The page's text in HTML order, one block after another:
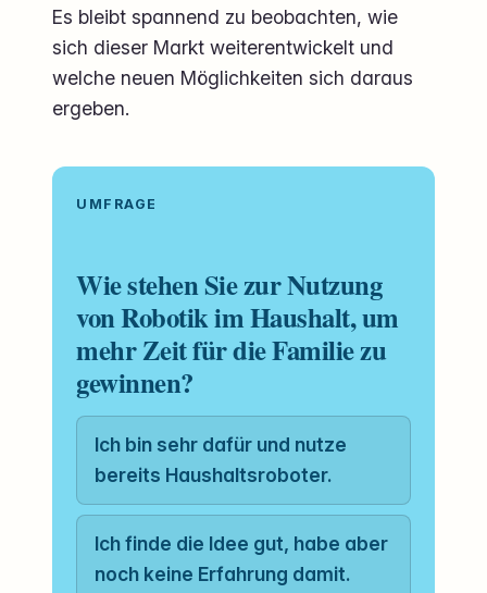
Es bleibt spannend zu beobachten, wie
sich dieser Markt weiterentwickelt und
welche neuen Möglichkeiten sich daraus
ergeben.
UMFRAGE
Wie stehen Sie zur Nutzung
von Robotik im Haushalt, um
mehr Zeit für die Familie zu
gewinnen?
Ich bin sehr dafür und nutze
bereits Haushaltsroboter.
Ich finde die Idee gut, habe aber
noch keine Erfahrung damit.